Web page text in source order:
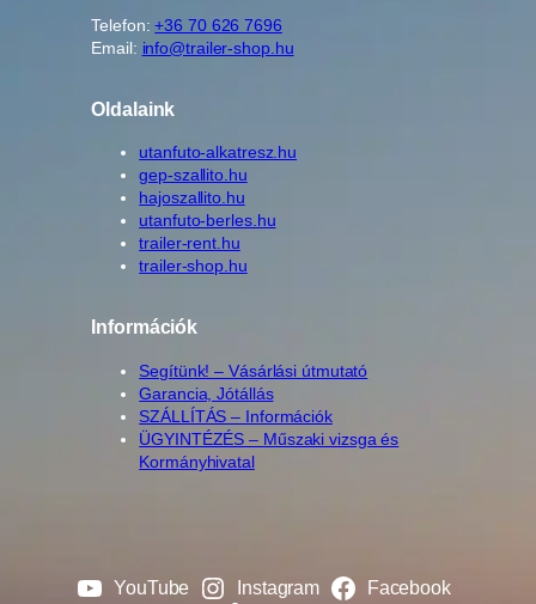
Telefon:+36 70 626 7696
Email: info@trailer-shop.hu
Oldalaink
utanfuto-alkatresz.hu
gep-szallito.hu
hajoszallito.hu
utanfuto-berles.hu
trailer-rent.hu
trailer-shop.hu
Információk
Segítünk! – Vásárlási útmutató
Garancia, Jótállás
SZÁLLÍTÁS – Információk
ÜGYINTÉZÉS – Műszaki vizsga és
Kormányhivatal
YouTube Instagram
Facebook